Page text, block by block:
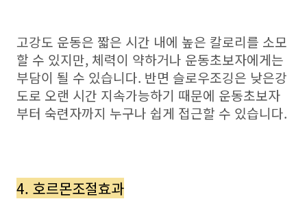
고강도 운동은 짧은 시간 내에 높은 칼로리를 소모
할 수 있지만, 체력이 약하거나 운동초보자에게는
부담이 될 수 있습니다. 반면 슬로우조깅은 낮은강
도로 오랜 시간 지속가능하기 때문에 운동초보자
부터 숙련자까지 누구나 쉽게 접근할 수 있습니다.
4. 호르몬조절효과